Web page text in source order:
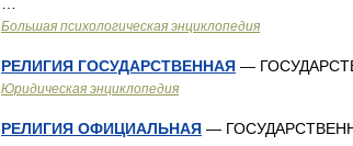
Большая психологическая энциклопедия
РЕЛИГИЯ ГОСУДАРСТВЕННАЯ —
Юридическая энциклопедия
РЕЛИГИЯ ОФИЦИАЛЬНАЯ —